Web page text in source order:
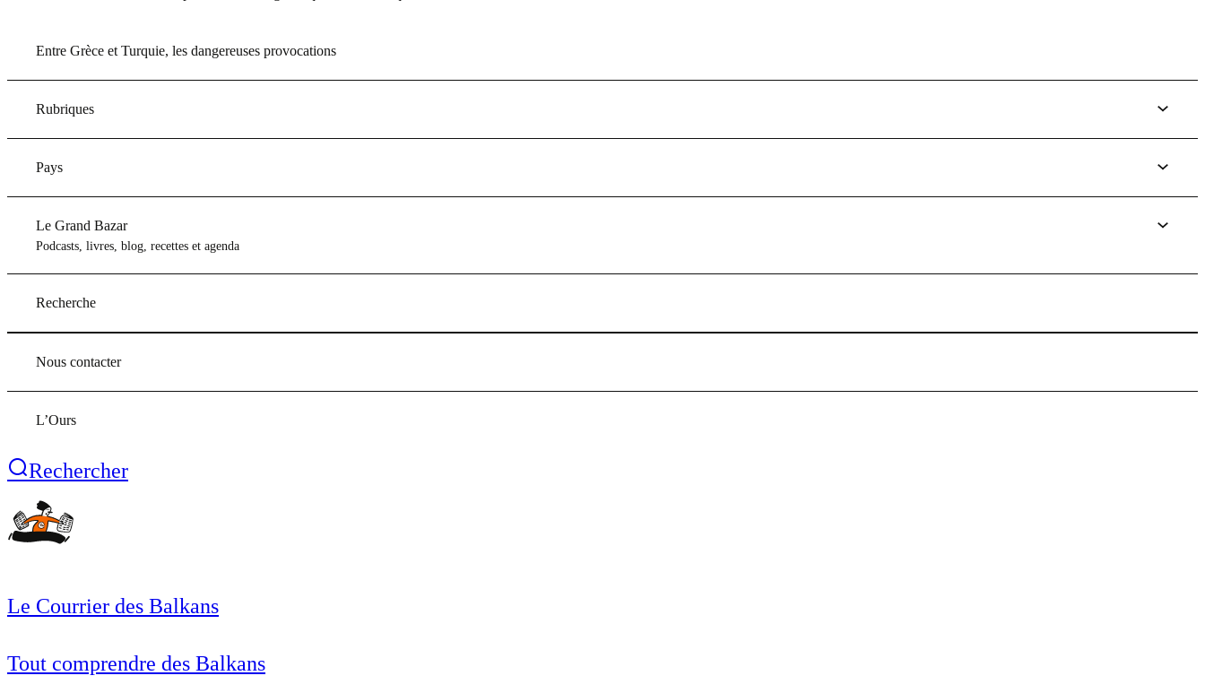
Entre Grèce et Turquie, les dangereuses provocations
Rubriques
Pays
Le Grand Bazar
Podcasts, livres, blog, recettes et agenda
Recherche
Nous contacter
L’Ours
Rechercher
Le Courrier des Balkans
Tout comprendre des Balkans